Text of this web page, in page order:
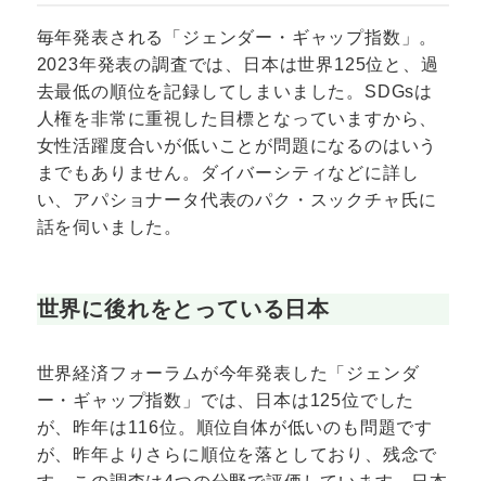
毎年発表される「ジェンダー・ギャップ指数」。
2023年発表の調査では、日本は世界125位と、過
去最低の順位を記録してしまいました。SDGsは
人権を非常に重視した目標となっていますから、
女性活躍度合いが低いことが問題になるのはいう
までもありません。ダイバーシティなどに詳し
い、アパショナータ代表のパク・スックチャ氏に
話を伺いました。
世界に後れをとっている日本
世界経済フォーラムが今年発表した「ジェンダ
ー・ギャップ指数」では、日本は125位でした
が、昨年は116位。順位自体が低いのも問題です
が、昨年よりさらに順位を落としており、残念で